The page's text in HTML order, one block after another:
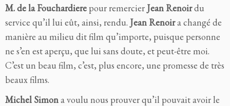
M. de la Fouchardiere pour remercier Jean Renoirdu
service qu’il lui eût, ainsi, rendu. Jean Renoira changé de
manière au milieu dit film qu’importe, puisque personne
ne s’en est aperçu, que lui sans doute, et peut-être moi.
C’est un beau film, c’est, plus encore, une promesse de très
beaux films.
Michel Simona voulu nous prouver qu’il pouvait avoir le